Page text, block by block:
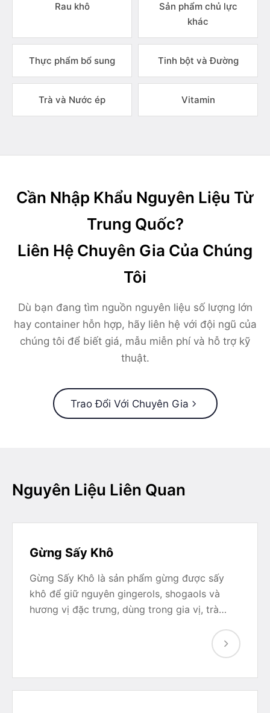
Rau khô
Sản phẩm chủ lực
khác
Thực phẩm bổ sung Tinh bột và Đường
Trà và Nước ép Vitamin
Cần Nhập Khẩu Nguyên Liệu Từ
Trung Quốc?
Liên Hệ Chuyên Gia Của Chúng
Tôi
Dù bạn đang tìm nguồn nguyên liệu số lượng lớn
hay container hỗn hợp, hãy liên hệ với đội ngũ của
chúng tôi để biết giá, mẫu miễn phí và hỗ trợ kỹ
thuật.
Trao Đổi Với Chuyên Gia
Nguyên Liệu Liên Quan
Gừng Sấy Khô
Gừng Sấy Khô là sản phẩm gừng được sấy
khô để giữ nguyên gingerols, shogaols và
hương vị đặc trưng, dùng trong gia vị, trà…